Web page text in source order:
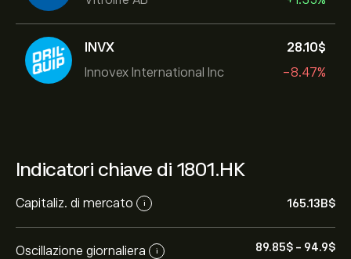
INVX
Innovex International Inc
28.10‎$‎
-8.47%
Indicatori chiave di 1801.HK
Capitaliz. di mercato i 165.13B‎$‎
Oscillazione giornaliera i 89.85‎$‎ - 94.9‎$‎